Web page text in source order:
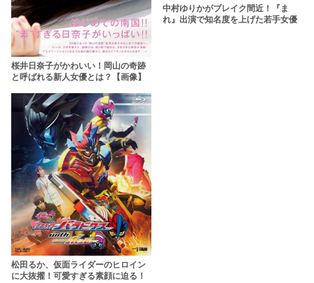
桜井日奈子がかわいい！岡山の奇跡
と呼ばれる新人女優とは？【画像】
中村ゆりかがブレイク間近！『ま
れ』出演で知名度を上げた若手女優
松田るか、仮面ライダーのヒロイン
に大抜擢！可愛すぎる素顔に迫る！